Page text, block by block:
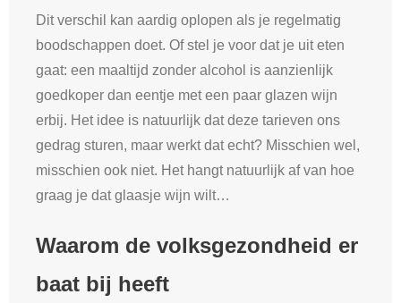
Dit verschil kan aardig oplopen als je regelmatig
boodschappen doet. Of stel je voor dat je uit eten
gaat: een maaltijd zonder alcohol is aanzienlijk
goedkoper dan eentje met een paar glazen wijn
erbij. Het idee is natuurlijk dat deze tarieven ons
gedrag sturen, maar werkt dat echt? Misschien wel,
misschien ook niet. Het hangt natuurlijk af van hoe
graag je dat glaasje wijn wilt…
Waarom de volksgezondheid er
baat bij heeft